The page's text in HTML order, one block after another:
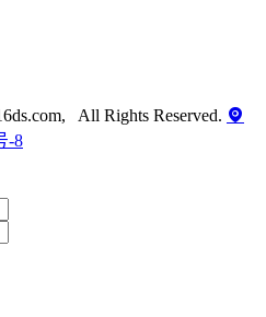
All Rights Reserved.
-8